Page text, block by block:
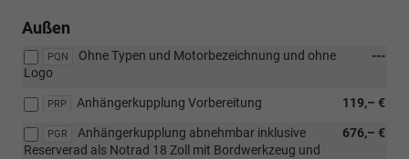
Außen
PQN ---
Ohne Typen und Motorbezeichnung und ohne
Logo
PRP 119,– €
Anhängerkupplung Vorbereitung
PGR 676,– €
Anhängerkupplung abnehmbar inklusive
Reserverad als Notrad 18 Zoll mit Bordwerkzeug und